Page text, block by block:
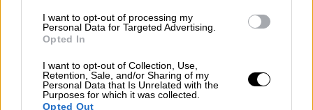
I want to opt-out of processing my
Personal Data for Targeted Advertising.
Opted In
I want to opt-out of Collection, Use,
Retention, Sale, and/or Sharing of my
Personal Data that Is Unrelated with the
Purposes for which it was collected.
Opted Out
Τρομερό παιχνίδι έγινε στο «St. Jakob-Park»,
όπου η Βασιλεία και η Νις έμειναν στο
ισόπαλο 2-2, σε ένα ματς όπου
πρωταγωνίστηκαν οι φορ των δύο ομάδων. Ο